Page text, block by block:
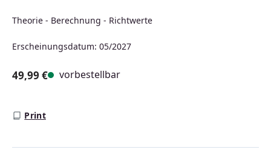
Theorie - Berechnung - Richtwerte
Erscheinungsdatum: 05/2027
49,99 € vorbestellbar
Print